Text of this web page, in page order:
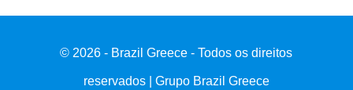
© 2026 - Brazil Greece - Todos os direitos
reservados | Grupo Brazil Greece